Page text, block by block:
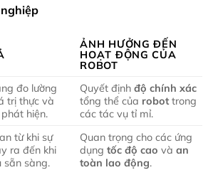
ẢNH HƯỞNG ĐẾN
HOẠT ĐỘNG CỦA
ROBOT
đo lường
trị thực và
hiện.
Quyết địnhđộ chính xác
tổng thể của robottrong
các tác vụ tỉ mỉ.
từ khi sự
ra đến khi
sẵn sàng.
Quan trọng cho các ứng
dụngtốc độ cao vàan
toàn lao động.